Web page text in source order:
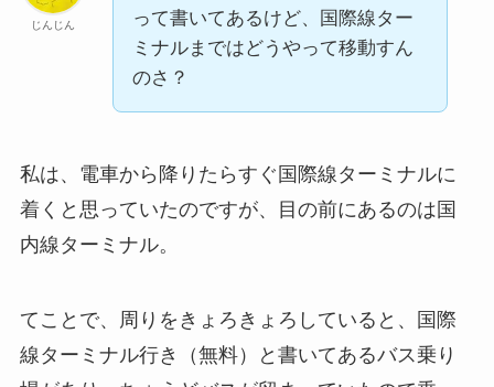
じんじん
って書いてあるけど、国際線ター
ミナルまではどうやって移動すん
のさ？
私は、電車から降りたらすぐ国際線ターミナルに
着くと思っていたのですが、目の前にあるのは国
内線ターミナル。
てことで、周りをきょろきょろしていると、国際
線ターミナル行き（無料）と書いてあるバス乗り